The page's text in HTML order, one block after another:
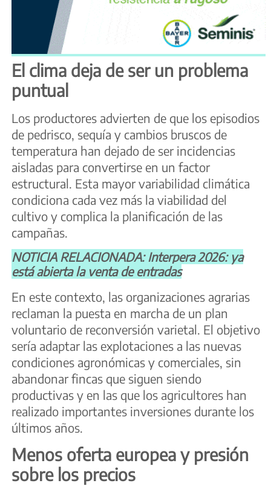
El clima deja de ser un problema
puntual
Los productores advierten de que los episodios
de pedrisco, sequía y cambios bruscos de
temperatura han dejado de ser incidencias
aisladas para convertirse en un factor
estructural. Esta mayor variabilidad climática
condiciona cada vez más la viabilidad del
cultivo y complica la planificación de las
campañas.
NOTICIA RELACIONADA: Interpera 2026: ya
está abierta la venta de entradas
En este contexto, las organizaciones agrarias
reclaman la puesta en marcha de un plan
voluntario de reconversión varietal. El objetivo
sería adaptar las explotaciones a las nuevas
condiciones agronómicas y comerciales, sin
abandonar fincas que siguen siendo
productivas y en las que los agricultores han
realizado importantes inversiones durante los
últimos años.
Menos oferta europea y presión
sobre los precios